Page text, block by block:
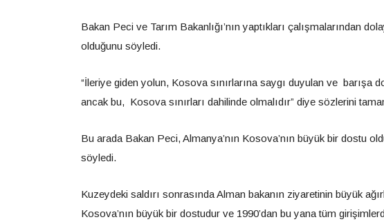
Bakan Peci ve Tarım Bakanlığı’nın yaptıkları çalışmalarından
olduğunu söyledi.
“İleriye giden yolun, Kosova sınırlarına saygı duyulan ve
ancak bu, Kosova sınırları dahilinde olmalıdır” diye sözlerini
Bu arada Bakan Peci, Almanya’nın Kosova’nın büyük bir dostu
söyledi.
Kuzeydeki saldırı sonrasında Alman bakanın ziyaretinin büyük
Kosova’nın büyük bir dostudur ve 1990’dan bu yana tüm